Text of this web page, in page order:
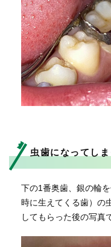
虫歯になってしま
下の1番奥歯、銀の輪
時に生えてくる歯）の
してもらった後の写真